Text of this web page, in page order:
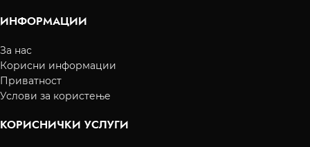
ИНФОРМАЦИИ
За нас
Корисни информации
Приватност
Услови за користење
КОРИСНИЧКИ УСЛУГИ